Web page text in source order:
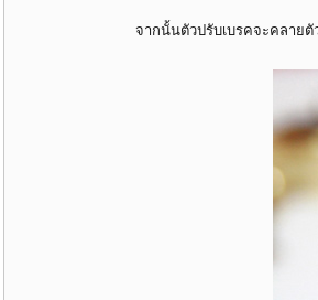
จากนั้นตัวปรับเบรคจะคลาย